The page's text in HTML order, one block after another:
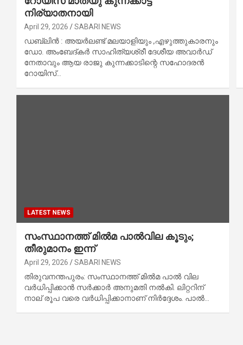
നിര്യാതനായി
April 29, 2026 SABARI NEWS
ഡബ്ലിൻ : അയർലണ്ട് മലയാളിയും ,എഴുത്തുകാരനും
ഡോ. അംബേദ്കർ സാഹിത്യശ്രീ ദേശീയ അവാർഡ്
നേതാവും ആയ രാജു കുന്നക്കാടിന്റെ സഹോദരൻ
റോയിസ്…
LATEST NEWS
സംസ്ഥാനത്ത് മില്‍മ പാല്‍വില കൂടും;
തീരുമാനം ഇന്ന്
April 29, 2026 SABARI NEWS
തിരുവനന്തപുരം: സംസ്ഥാനത്ത് മില്‍മ പാല്‍ വില
വര്‍ധിപ്പിക്കാന്‍ സര്‍ക്കാര്‍ അനുമതി നല്‍കി. ലിറ്ററിന്
നാല് രൂപ വരെ വര്‍ധിപ്പിക്കാനാണ് നിര്‍ദ്ദേശം. പാല്‍…